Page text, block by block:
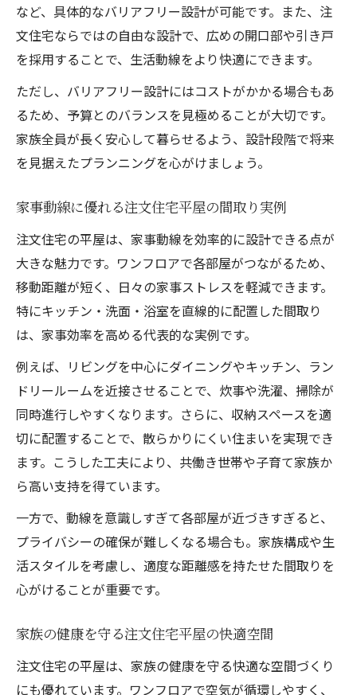
など、具体的なバリアフリー設計が可能です。また、注
文住宅ならではの自由な設計で、広めの開口部や引き戸
を採用することで、生活動線をより快適にできます。
ただし、バリアフリー設計にはコストがかかる場合もあ
るため、予算とのバランスを見極めることが大切です。
家族全員が長く安心して暮らせるよう、設計段階で将来
を見据えたプランニングを心がけましょう。
家事動線に優れる注文住宅平屋の間取り実例
注文住宅の平屋は、家事動線を効率的に設計できる点が
大きな魅力です。ワンフロアで各部屋がつながるため、
移動距離が短く、日々の家事ストレスを軽減できます。
特にキッチン・洗面・浴室を直線的に配置した間取り
は、家事効率を高める代表的な実例です。
例えば、リビングを中心にダイニングやキッチン、ラン
ドリールームを近接させることで、炊事や洗濯、掃除が
同時進行しやすくなります。さらに、収納スペースを適
切に配置することで、散らかりにくい住まいを実現でき
ます。こうした工夫により、共働き世帯や子育て家族か
ら高い支持を得ています。
一方で、動線を意識しすぎて各部屋が近づきすぎると、
プライバシーの確保が難しくなる場合も。家族構成や生
活スタイルを考慮し、適度な距離感を持たせた間取りを
心がけることが重要です。
家族の健康を守る注文住宅平屋の快適空間
注文住宅の平屋は、家族の健康を守る快適な空間づくり
にも優れています。ワンフロアで空気が循環しやすく、